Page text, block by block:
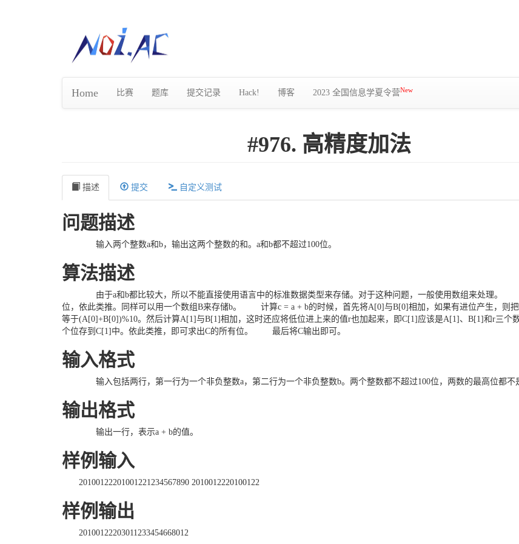
Home 比赛 题库 提交记录 Hack! 博客 2023 全国信息学夏令营New
#976. 高精度加法
描述 提交 自定义测试
问题描述
输入两个整数a和b，输出这两个整数的和。a和b都不超过100位。
算法描述
由于a和b都比较大，所以不能直接使用语言中的标准数据类型来存储。对于这种问题，一般使用数组来处理。
位，依此类推。同样可以用一个数组B来存储b。 计算c = a + b的时候，首先将A[0]与B[0]相加，如果有进位产生，则
等于(A[0]+B[0])%10。然后计算A[1]与B[1]相加，这时还应将低位进上来的值r也加起来，即C[1]应该是A[1]、B[1]和r三个
个位存到C[1]中。依此类推，即可求出C的所有位。 最后将C输出即可。
输入格式
输入包括两行，第一行为一个非负整数a，第二行为一个非负整数b。两个整数都不超过100位，两数的最高位都不
输出格式
输出一行，表示a + b的值。
样例输入
20100122201001221234567890 2010012220100122
样例输出
20100122203011233454668012